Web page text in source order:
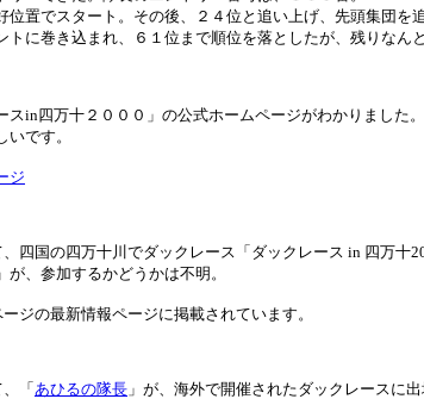
置でスタート。その後、２４位と追い上げ、先頭集団を
に巻き込まれ、６１位まで順位を落としたが、残りなん
スin四万十２０００」の公式ホームページがわかりまし
です。
ジ
、四国の四万十川でダックレース「ダックレース in 四万
」が、参加するかどうかは不明。
ージの最新情報ページに掲載されています。
「 あひるの隊長 」が、海外で開催されたダックレースに